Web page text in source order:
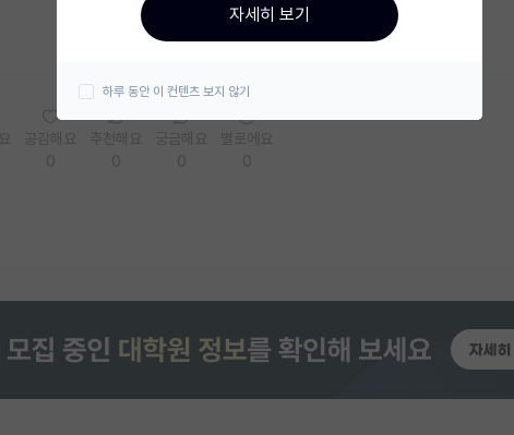
자세히 보기
하루 동안 이 컨텐츠 보지 않기